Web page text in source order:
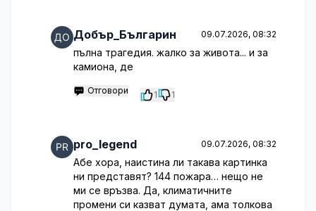
Добър_Българин 09.07.2026, 08:32
пълна трагедия. жалко за живота... и за
камиона, де
Отговори 1 1
pro_legend 09.07.2026, 08:32
Абе хора, наистина ли такава картинка
ни представят? 144 пожара… нещо не
ми се връзва. Да, климатичните
промени си казват думата, ама толкова